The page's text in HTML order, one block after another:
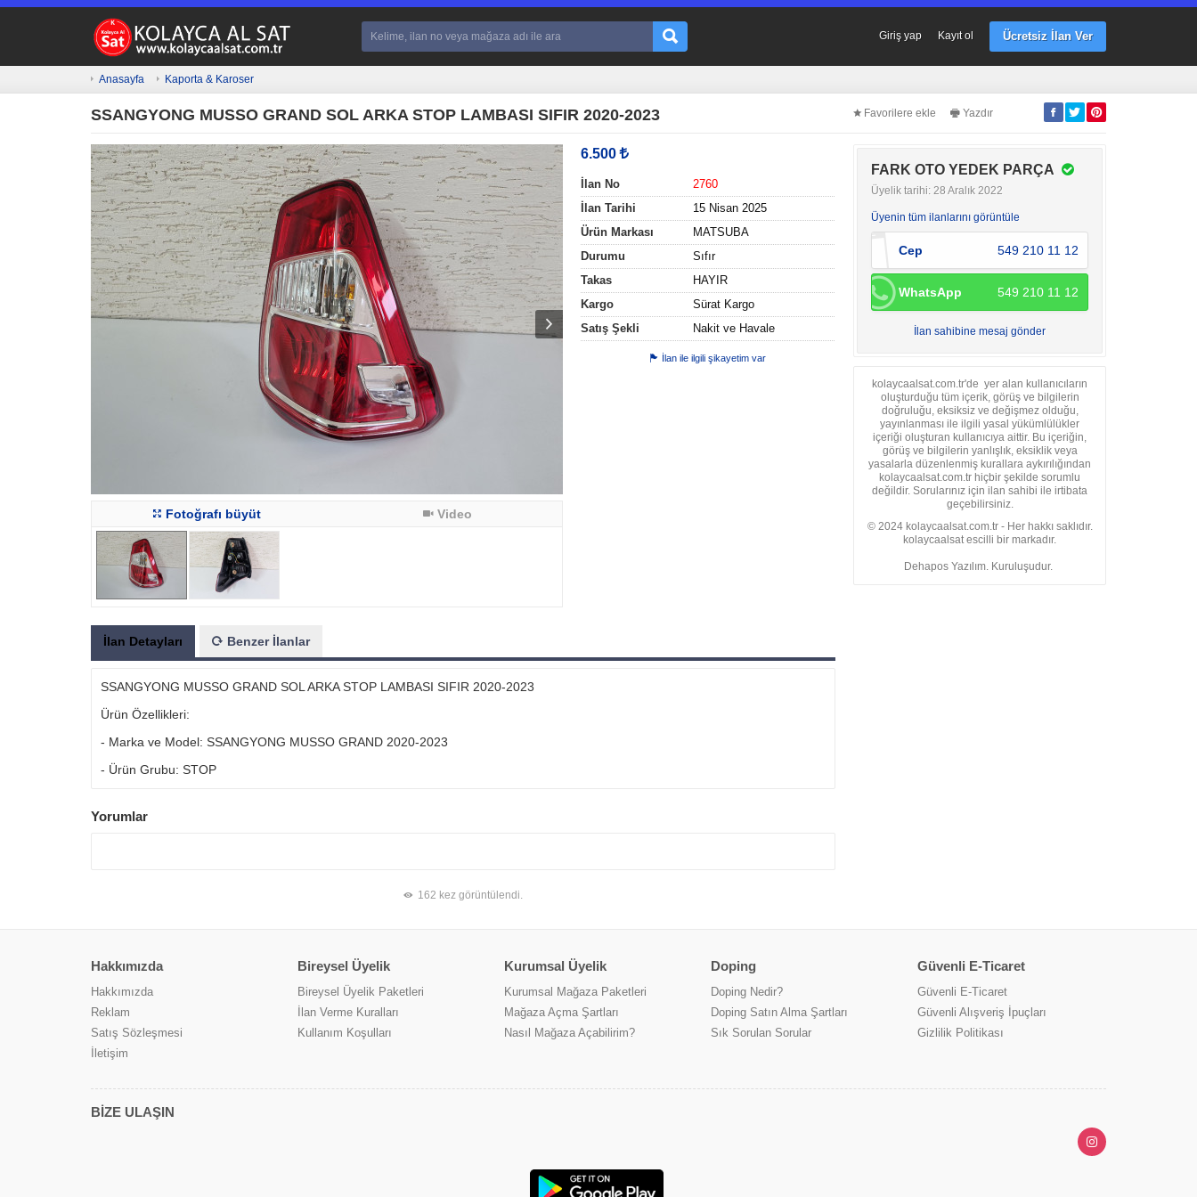
Giriş yap Kayıt ol Ücretsiz İlan Ver
Anasayfa Kaporta & Karoser
SSANGYONG MUSSO GRAND SOL ARKA STOP LAMBASI SIFIR 2020-2023 Favorilere ekle Yazdır
Fotoğrafı büyüt Video
6.500
İlan No
2760
İlan Tarihi
15 Nisan 2025
Ürün Markası
MATSUBA
Durumu
Sıfır
Takas
HAYIR
Kargo
Sürat Kargo
Satış Şekli
Nakit ve Havale
İlan ile ilgili şikayetim var
İlan Detayları Benzer İlanlar
SSANGYONG MUSSO GRAND SOL ARKA STOP LAMBASI SIFIR 2020-2023
Ürün Özellikleri:
- Marka ve Model: SSANGYONG MUSSO GRAND 2020-2023
- Ürün Grubu: STOP
Yorumlar
162 kez görüntülendi.
FARK OTO YEDEK PARÇA
Üyelik tarihi: 28 Aralık 2022
Üyenin tüm ilanlarını görüntüle
Cep 549 210 11 12
WhatsApp 549 210 11 12
İlan sahibine mesaj gönder
kolaycaalsat.com.tr'de yer alan kullanıcıların
oluşturduğu tüm içerik, görüş ve bilgilerin
doğruluğu, eksiksiz ve değişmez olduğu,
yayınlanması ile ilgili yasal yükümlülükler
içeriği oluşturan kullanıcıya aittir. Bu içeriğin,
görüş ve bilgilerin yanlışlık, eksiklik veya
yasalarla düzenlenmiş kurallara aykırılığından
kolaycaalsat.com.tr hiçbir şekilde sorumlu
değildir. Sorularınız için ilan sahibi ile irtibata
geçebilirsiniz.
© 2024 kolaycaalsat.com.tr - Her hakkı saklıdır.
kolaycaalsat escilli bir markadır.
Dehapos Yazılım. Kuruluşudur.
Hakkımızda
Hakkımızda
Reklam
Satış Sözleşmesi
İletişim
Bireysel Üyelik
Bireysel Üyelik Paketleri
İlan Verme Kuralları
Kullanım Koşulları
Kurumsal Üyelik
Kurumsal Mağaza Paketleri
Mağaza Açma Şartları
Nasıl Mağaza Açabilirim?
Doping
Doping Nedir?
Doping Satın Alma Şartları
Sık Sorulan Sorular
Güvenli E-Ticaret
Güvenli E-Ticaret
Güvenli Alışveriş İpuçları
Gizlilik Politikası
BİZE ULAŞIN